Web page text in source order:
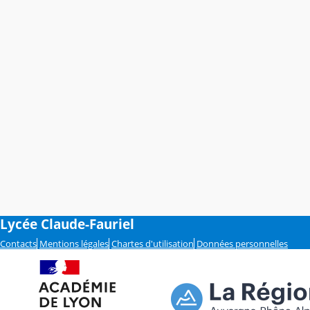
Lycée Claude-Fauriel
Contacts Mentions légales Chartes d'utilisation Données personnelles